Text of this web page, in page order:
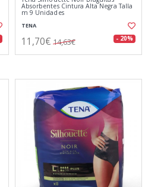
Absorbentes Cintura Alta Negra Talla
m 9 Unidades
TENA
11,70€ 14,63€ - 20%